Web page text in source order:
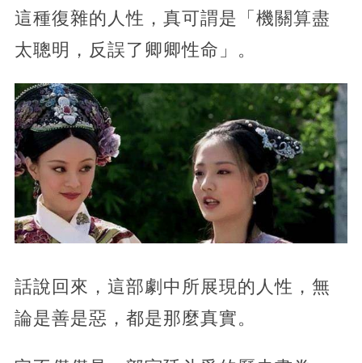
這種復雜的人性，真可謂是「機關算盡
太聰明，反誤了卿卿性命」。
話說回來，這部劇中所展現的人性，無
論是善是惡，都是那麼真實。